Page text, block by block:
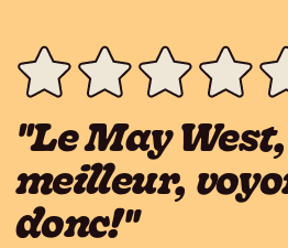
"Le May
meilleur,
donc!"